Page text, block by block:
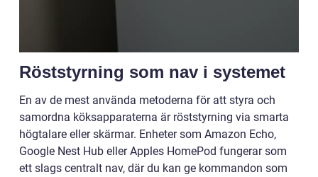
Röststyrning som nav i systemet
En av de mest använda metoderna för att styra och
samordna köksapparaterna är röststyrning via smarta
högtalare eller skärmar. Enheter som Amazon Echo,
Google Nest Hub eller Apples HomePod fungerar som
ett slags centralt nav, där du kan ge kommandon som